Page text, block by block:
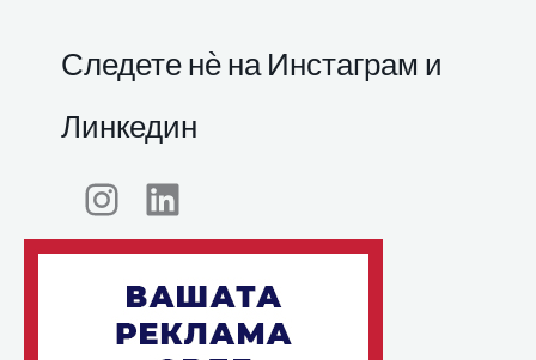
Следете нѐ на Инстаграм и
Линкедин